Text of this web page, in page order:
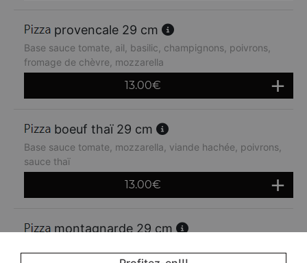
provencale 29 cm
Base sauce tomate, ail, basilic, champignons, poivrons,
fromage de chèvre, mozzarella
13.00€
boeuf thaï 29 cm
Base sauce tomate, mozzarella, viande hachée, poivrons,
sauce thaï
13.00€
montagnarde 29 cm